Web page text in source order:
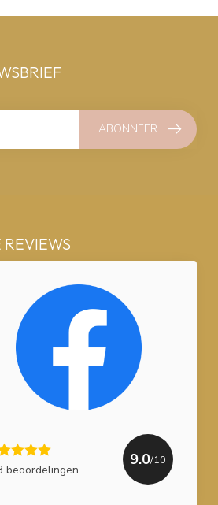
ABONNEER
REVIEWS
beoordelingen
9.0/10